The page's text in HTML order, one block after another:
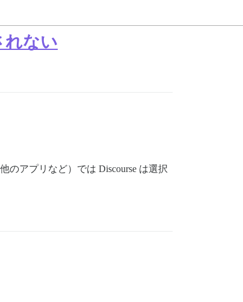
れない
のアプリなど）では Discourse は選択